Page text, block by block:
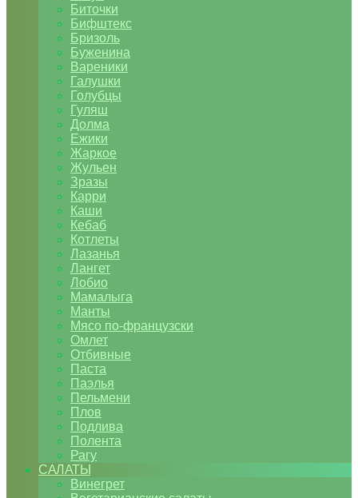
Биточки
Бифштекс
Бризоль
Буженина
Вареники
Галушки
Голубцы
Гуляш
Долма
Ежики
Жаркое
Жульен
Зразы
Карри
Каши
Кебаб
Котлеты
Лазанья
Лангет
Лобио
Мамалыга
Манты
Мясо по-французски
Омлет
Отбивные
Паста
Паэлья
Пельмени
Плов
Подлива
Полента
Рагу
САЛАТЫ
Винегрет